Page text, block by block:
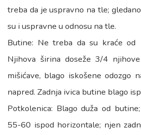
treba da je uspravno na tle;
su i uspravne u odnosu na tle.
Butine: Ne treba da su kraće od
Njihova širina doseže 3/4
mišićave, blago iskošene odozgo
napred. Zadnja ivica butine blago
Potkolenica: Blago duža od
55-60 ispod horizontale; njen